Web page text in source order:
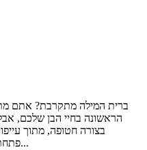
ברית המילה מתקרבת? אתם
הראשונה בחיי הבן שלכם,
בצורה חטופה, מתוך
פתחתם ספר? ומה עם דבר תורה משמעותי...